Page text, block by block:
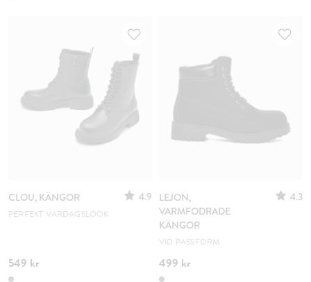
CLOU, KÄNGOR 4.9
PERFEKT VARDAGSLOOK
549 kr
LEJON,
VARMFODRADE
KÄNGOR
4.3
VID PASSFORM
499 kr